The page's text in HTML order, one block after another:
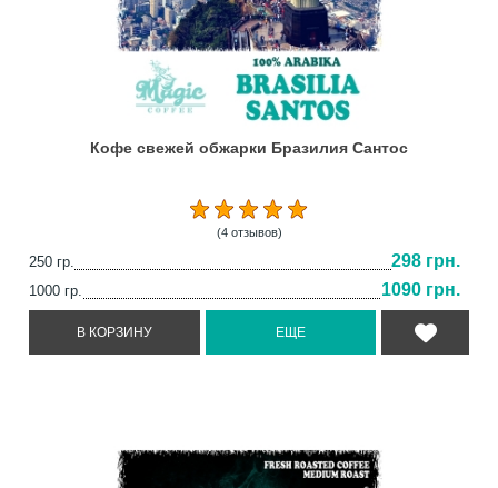
Кофе свежей обжарки Бразилия Сантос
(4 отзывов)
250 гр. 298 грн.
1000 гр. 1090 грн.